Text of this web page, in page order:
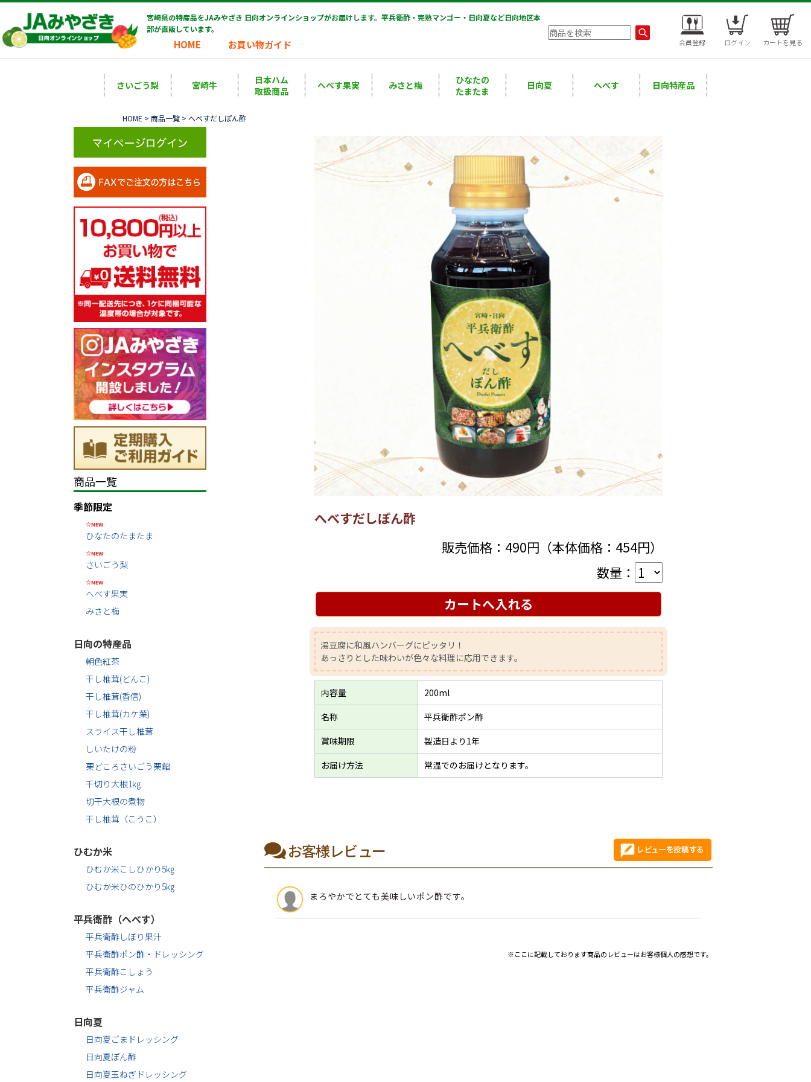
宮崎県の特産品をJAみやざき 日向オンラインショップがお届けします。平兵衛酢・完熟マンゴー・日向夏など日向地区本
部が直販しています。
HOME お買い物ガイド 会員登録 ログイン カートを見る
さいごう梨 宮崎牛
日本ハム
取扱商品
へべす果実 みさと梅
ひなたの
たまたま
日向夏 へべす 日向特産品
HOME >商品一覧 > へべすだしぽん酢
商品一覧
季節限定
☆NEW
ひなたのたまたま
☆NEW
さいごう梨
☆NEW
へべす果実
みさと梅
日向の特産品
朝色紅茶
干し椎茸(どんこ)
干し椎茸(香信)
干し椎茸(カケ葉)
スライス干し椎茸
しいたけの粉
栗どころさいごう栗餡
千切り大根1㎏
切干大根の煮物
干し椎茸（こうこ）
ひむか米
ひむか米こしひかり5㎏
ひむか米ひのひかり5㎏
平兵衛酢（へべす）
平兵衛酢しぼり果汁
平兵衛酢ポン酢・ドレッシング
平兵衛酢こしょう
平兵衛酢ジャム
日向夏
日向夏ごまドレッシング
日向夏ぽん酢
日向夏玉ねぎドレッシング
へべすだしぽん酢
販売価格： 490円（本体価格：454円）
数量：
カートへ入れる
湯豆腐に和風ハンバーグにピッタリ！
あっさりとした味わいが色々な料理に応用できます。
内容量
200ml
名称
平兵衛酢ポン酢
賞味期限
製造日より1年
お届け方法
常温でのお届けとなります。
お客様レビュー
まろやかでとても美味しいポン酢です。
※ここに記載しております商品のレビューはお客様個人の感想です。